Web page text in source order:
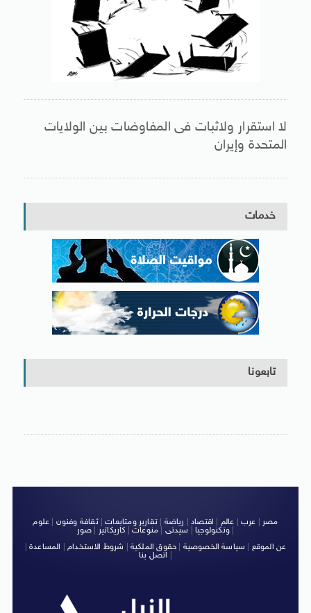
لا استقرار ولاثبات فى المفاوضات بين الولايات
المتحدة وإيران
خدمات
تابعونا
مصر عرب عالم اقتصاد رياضة |تقارير ومتابعات|ثقافة وفنون
علوم
وتكنولوجيا| سيدتى منوعات كاريكاتير صور
|
عن الموقع
سياسة الخصوصية حقوق الملكية شروط الاستخدام| المساعدة|
اتصل بنا